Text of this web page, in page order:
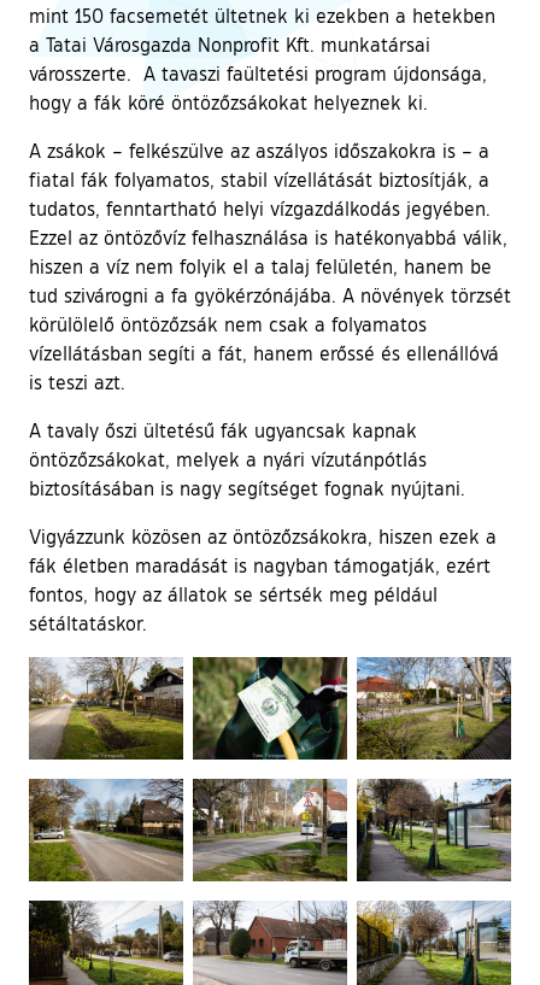
mint 150 facsemetét ültetnek ki ezekben a hetekben
a Tatai Városgazda Nonprofit Kft. munkatársai
városszerte. A tavaszi faültetési program újdonsága,
hogy a fák köré öntözőzsákokat helyeznek ki.
A zsákok – felkészülve az aszályos időszakokra is – a
fiatal fák folyamatos, stabil vízellátását biztosítják, a
tudatos, fenntartható helyi vízgazdálkodás jegyében.
Ezzel az öntözővíz felhasználása is hatékonyabbá válik,
hiszen a víz nem folyik el a talaj felületén, hanem be
tud szivárogni a fa gyökérzónájába. A növények törzsét
körülölelő öntözőzsák nem csak a folyamatos
vízellátásban segíti a fát, hanem erőssé és ellenállóvá
is teszi azt.
A tavaly őszi ültetésű fák ugyancsak kapnak
öntözőzsákokat, melyek a nyári vízutánpótlás
biztosításában is nagy segítséget fognak nyújtani.
Vigyázzunk közösen az öntözőzsákokra, hiszen ezek a
fák életben maradását is nagyban támogatják, ezért
fontos, hogy az állatok se sértsék meg például
sétáltatáskor.
Ugrás a galéria utánra